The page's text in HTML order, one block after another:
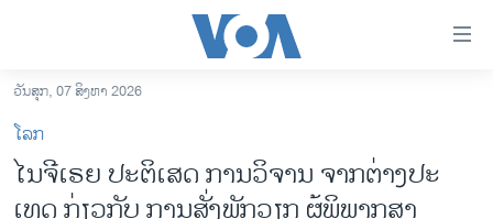
ເຂົ້າ
ຫາ
ຂ້າມ
ຂ້າມ
ຂ້າມ
ລາວ
ອາເມຣິກາ
ວັນສຸກ, 07 ສິງຫາ 2026
ໂລກ
ໄນ​ຈີ​ເຣຍ ປະ​ຕິ​ເສດ ການ​ວິ​ຈານ ​ຈາກ​ຕ່າງ​ປະ​
ເທດ ກ່ຽວ​ກັບ ການ​ສັ່ງ​ພັກ​ວຽກ ​ຜູ້​ພິ​ພາກ​ສາ